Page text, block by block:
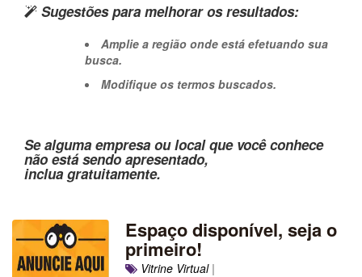
Sugestões para melhorar os resultados:
Amplie a região onde está efetuando sua
busca.
Modifique os termos buscados.
Se alguma empresa ou local que você conhece
não está sendo apresentado,
inclua gratuitamente.
Espaço disponível, seja o
primeiro!
Vitrine Virtual|